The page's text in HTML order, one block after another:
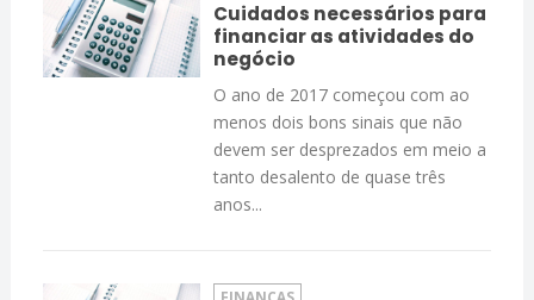
Cuidados necessários para
financiar as atividades do
negócio
O ano de 2017 começou com ao
menos dois bons sinais que não
devem ser desprezados em meio a
tanto desalento de quase três
anos...